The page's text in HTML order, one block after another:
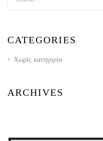
CATEGORIES
Χωρίς κατηγορία
ARCHIVES